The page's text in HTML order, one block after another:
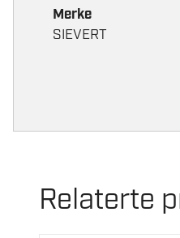
Merke
SIEVERT
Relaterte